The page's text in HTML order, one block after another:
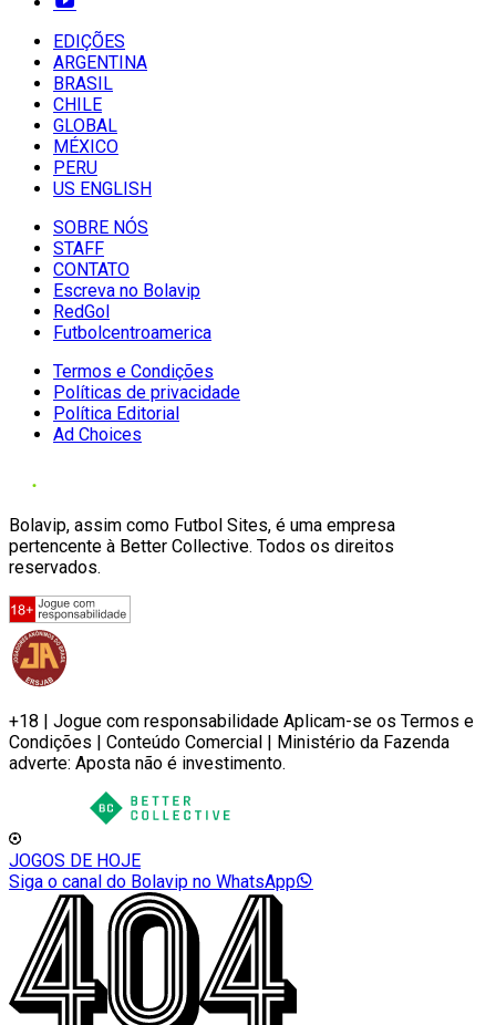
EDIÇÕES
ARGENTINA
BRASIL
CHILE
GLOBAL
MÉXICO
PERU
US ENGLISH
SOBRE NÓS
STAFF
CONTATO
Escreva no Bolavip
RedGol
Futbolcentroamerica
Termos e Condições
Políticas de privacidade
Política Editorial
Ad Choices
Bolavip, assim como Futbol Sites, é uma empresa
pertencente à Better Collective. Todos os direitos
reservados.
+18 | Jogue com responsabilidade Aplicam-se os Termos e
Condições | Conteúdo Comercial | Ministério da Fazenda
adverte: Aposta não é investimento.
JOGOS DE HOJE
Siga o canal do Bolavip no WhatsApp